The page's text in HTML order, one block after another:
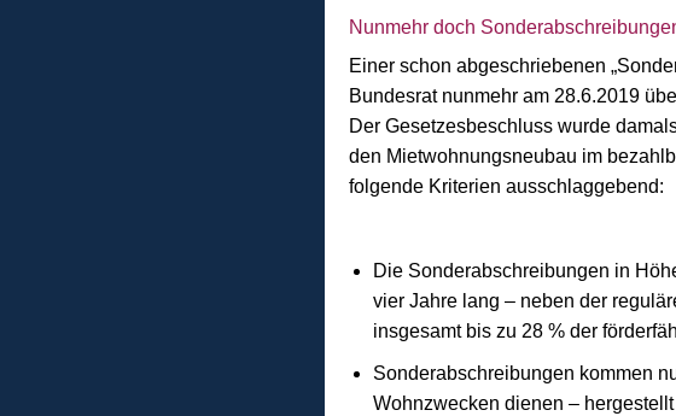
Nunmehr doch
Einer schon abgeschriebenen
Bundesrat nunmehr am 28.6.2019
Der Gesetzesbeschluss wurde
den Mietwohnungsneubau im
folgende Kriterien ausschlaggebend:
Die Sonderabschreibungen in
vier Jahre lang – neben der
insgesamt bis zu 28 % der
Sonderabschreibungen kommen
Wohnzwecken dienen –